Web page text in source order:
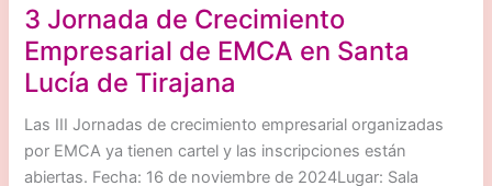
3 Jornada de Crecimiento
Empresarial de EMCA en Santa
Lucía de Tirajana
Las III Jornadas de crecimiento empresarial organizadas
por EMCA ya tienen cartel y las inscripciones están
abiertas. Fecha: 16 de noviembre de 2024Lugar: Sala